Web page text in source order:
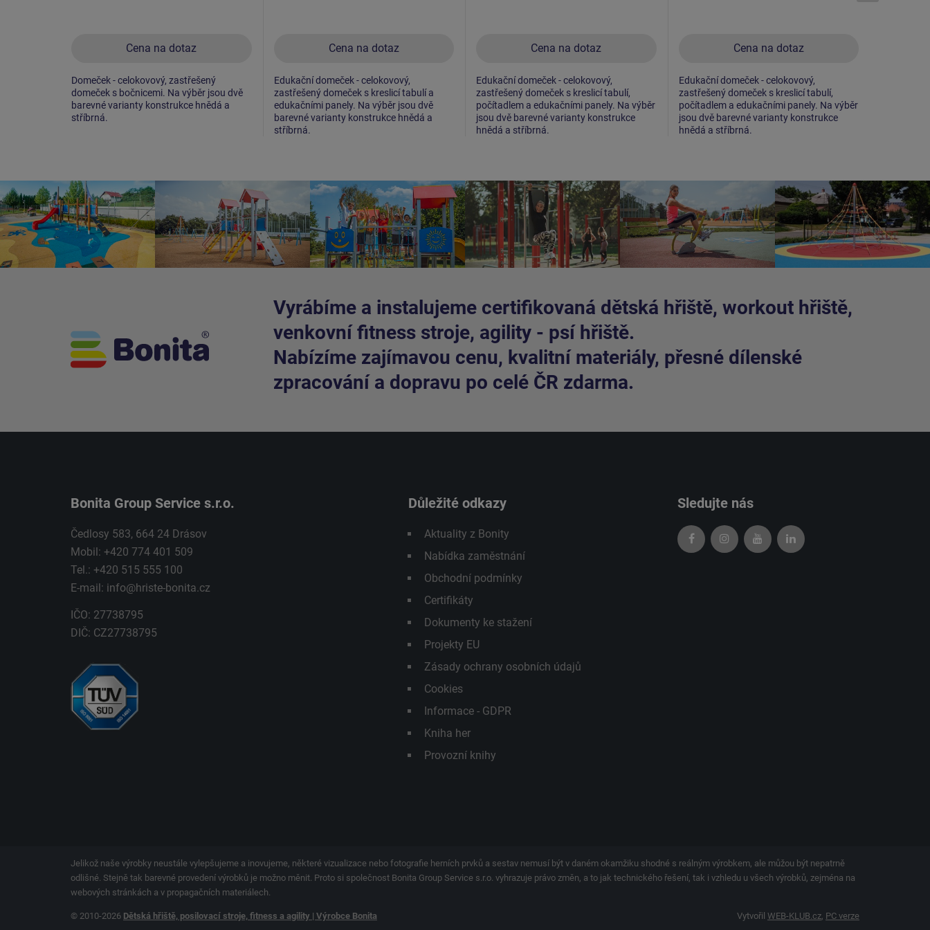
Cena na dotaz
Domeček - celokovový, zastřešený
domeček s bočnicemi. Na výběr jsou dvě
barevné varianty konstrukce hnědá a
stříbrná.
Cena na dotaz
Edukační domeček - celokovový,
zastřešený domeček s kreslicí tabulí a
edukačními panely. Na výběr jsou dvě
barevné varianty konstrukce hnědá a
stříbrná.
Cena na dotaz
Edukační domeček - celokovový,
zastřešený domeček s kreslicí tabulí,
počítadlem a edukačními panely. Na výběr
jsou dvě barevné varianty konstrukce
hnědá a stříbrná.
Cena na dotaz
Edukační domeček - celokovový,
zastřešený domeček s kreslicí tabulí,
počítadlem a edukačními panely. Na výběr
jsou dvě barevné varianty konstrukce
hnědá a stříbrná.
Vyrábíme a instalujeme certifikovaná dětská hřiště, workout hřiště,
venkovní fitness stroje, agility - psí hřiště.
Nabízíme zajímavou cenu, kvalitní materiály, přesné dílenské
zpracování a dopravu po celé ČR zdarma.
Bonita Group Service s.r.o.
Čedlosy 583, 664 24 Drásov
Mobil: +420 774 401 509
Tel.: +420 515 555 100
E-mail: info@hriste-bonita.cz
IČO: 27738795
DIČ: CZ27738795
Důležité odkazy
Aktuality z Bonity
Nabídka zaměstnání
Obchodní podmínky
Certifikáty
Dokumenty ke stažení
Projekty EU
Zásady ochrany osobních údajů
Cookies
Informace - GDPR
Kniha her
Provozní knihy
Sledujte nás
Jelikož naše výrobky neustále vylepšujeme a inovujeme, některé vizualizace nebo fotografie herních prvků a sestav nemusí být v daném okamžiku shodné s reálným výrobkem, ale můžou být nepatrně
odlišné. Stejně tak barevné provedení výrobků je možno měnit. Proto si společnost Bonita Group Service s.r.o. vyhrazuje právo změn, a to jak technického řešení, tak i vzhledu u všech výrobků, zejména na
webových stránkách a v propagačních materiálech.
© 2010-2026 Dětská hřiště, posilovací stroje, fitness a agility | Výrobce Bonita Vytvořil WEB-KLUB.cz, PC verze